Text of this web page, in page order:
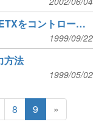
ステラナビゲータでMeade ETXをコントロール！
1999/09/22
方法
1999/05/02
8 9 »